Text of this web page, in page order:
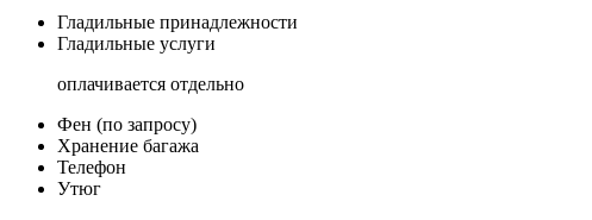
Гладильные принадлежности
Гладильные услуги
оплачивается отдельно
Фен (по запросу)
Хранение багажа
Телефон
Утюг